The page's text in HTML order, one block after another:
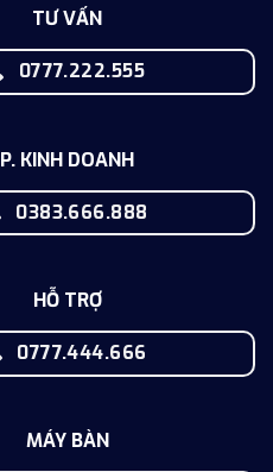
TƯ VẤN
0777.222.555
P. KINH DOANH
0383.666.888
HỖ TRỢ
0777.444.666
MÁY BÀN